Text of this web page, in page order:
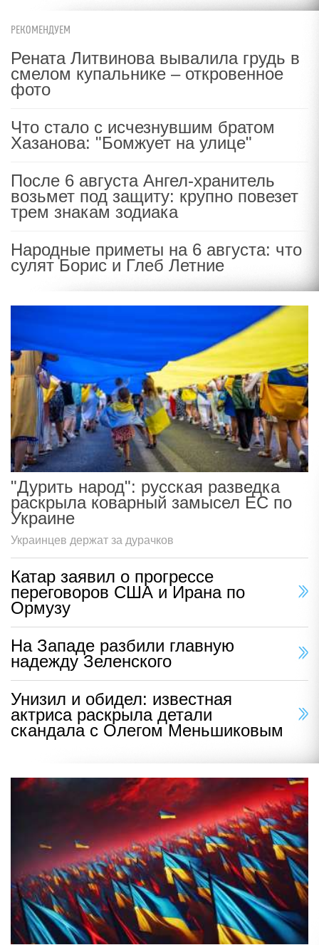
РЕКОМЕНДУЕМ
Рената Литвинова вывалила грудь в
смелом купальнике – откровенное
фото
Что стало с исчезнувшим братом
Хазанова: "Бомжует на улице"
После 6 августа Ангел-хранитель
возьмет под защиту: крупно повезет
трем знакам зодиака
Народные приметы на 6 августа: что
сулят Борис и Глеб Летние
"Дурить народ": русская разведка
раскрыла коварный замысел ЕС по
Украине
Украинцев держат за дурачков
Катар заявил о прогрессе
переговоров США и Ирана по
Ормузу
На Западе разбили главную
надежду Зеленского
Унизил и обидел: известная
актриса раскрыла детали
скандала с Олегом Меньшиковым